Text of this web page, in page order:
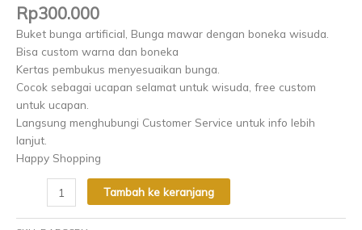
Rp300.000
Buket bunga artificial, Bunga mawar dengan boneka wisuda.
Bisa custom warna dan boneka
Kertas pembukus menyesuaikan bunga.
Cocok sebagai ucapan selamat untuk wisuda, free custom
untuk ucapan.
Langsung menghubungi Customer Service untuk info lebih
lanjut.
Happy Shopping
Tambah ke keranjang